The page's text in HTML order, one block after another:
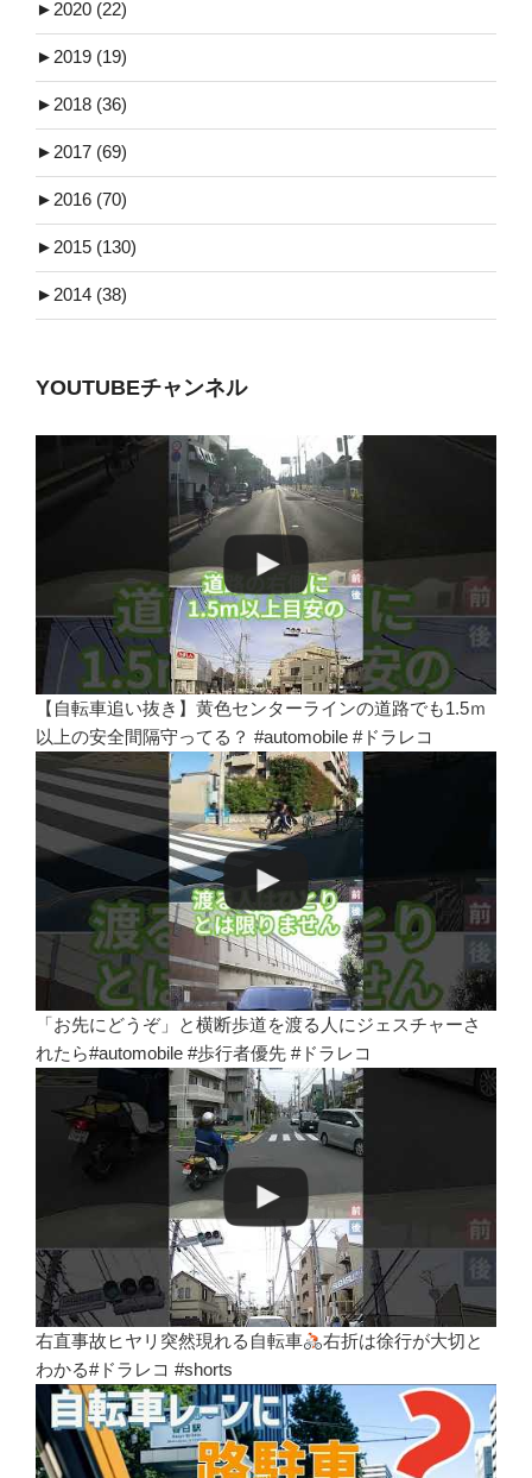
► 2020 (22)
► 2019 (19)
► 2018 (36)
► 2017 (69)
► 2016 (70)
► 2015 (130)
► 2014 (38)
YOUTUBEチャンネル
【自転車追い抜き】黄色センターラインの道路でも1.5ｍ
以上の安全間隔守ってる？ #automobile #ドラレコ
「お先にどうぞ」と横断歩道を渡る人にジェスチャーさ
れたら#automobile #歩行者優先 #ドラレコ
右直事故ヒヤリ突然現れる自転車
右折は徐行が大切と
わかる#ドラレコ #shorts